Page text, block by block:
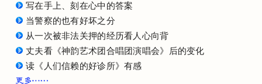
写在手上、刻在心中的答案
当警察的也有好坏之分
从一次被非法关押的经历看人心向背
丈夫看《神韵艺术团合唱团演唱会》后的变化
读《人们信赖的好诊所》有感